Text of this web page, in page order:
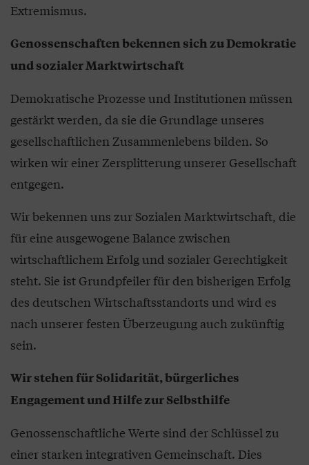
Extremismus.
Genossenschaften bekennen sich zu Demokratie
und sozialer Marktwirtschaft
Demokratische Prozesse und Institutionen müssen
gestärkt werden, da sie die Grundlage unseres
gesellschaftlichen Zusammenlebens bilden. So
wirken wir einer Zersplitterung unserer Gesellschaft
entgegen.
Wir bekennen uns zur Sozialen Marktwirtschaft, die
für eine ausgewogene Balance zwischen
wirtschaftlichem Erfolg und sozialer Gerechtigkeit
steht. Sie ist Grundpfeiler für den bisherigen Erfolg
des deutschen Wirtschaftsstandorts und wird es
nach unserer festen Überzeugung auch zukünftig
sein.
Wir stehen für Solidarität, bürgerliches
Engagement und Hilfe zur Selbsthilfe
Genossenschaftliche Werte sind der Schlüssel zu
einer starken integrativen Gemeinschaft. Dies